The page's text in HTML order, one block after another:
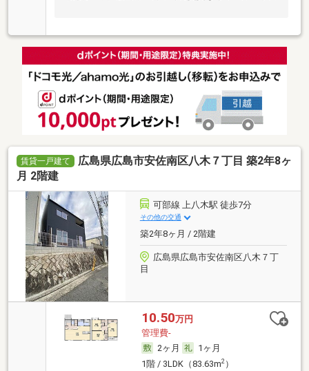
賃貸一戸建て
広島県広島市安佐南区八木７丁目 築2年8ヶ
月 2階建
可部線 上八木駅 徒歩7分
その他の交通
築2年8ヶ月 / 2階建
広島県広島市安佐南区八木７丁
目
10.50万円
管理費-
2ヶ月
1ヶ月
1階 / 3LDK（83.63m2）